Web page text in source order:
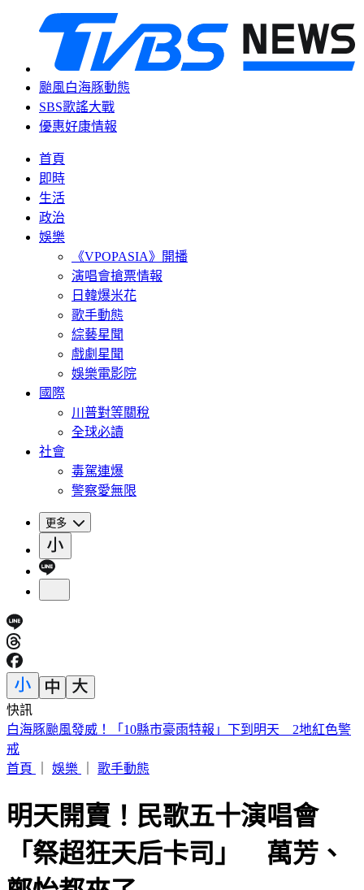
颱風白海豚動態
SBS歌謠大戰
優惠好康情報
首頁
即時
生活
政治
娛樂
《VPOPASIA》開播
演唱會搶票情報
日韓爆米花
歌手動態
綜藝星聞
戲劇星聞
娛樂電影院
國際
川普對等關稅
全球必讀
社會
毒駕連爆
警察愛無限
更多
快訊
史上第二例？颱風昌鴻恐登陸日本宮城縣 路徑可能「橫貫本
州」
首頁
娛樂 歌手動態
明天開賣！民歌五十演唱會
「祭超狂天后卡司」 萬芳、